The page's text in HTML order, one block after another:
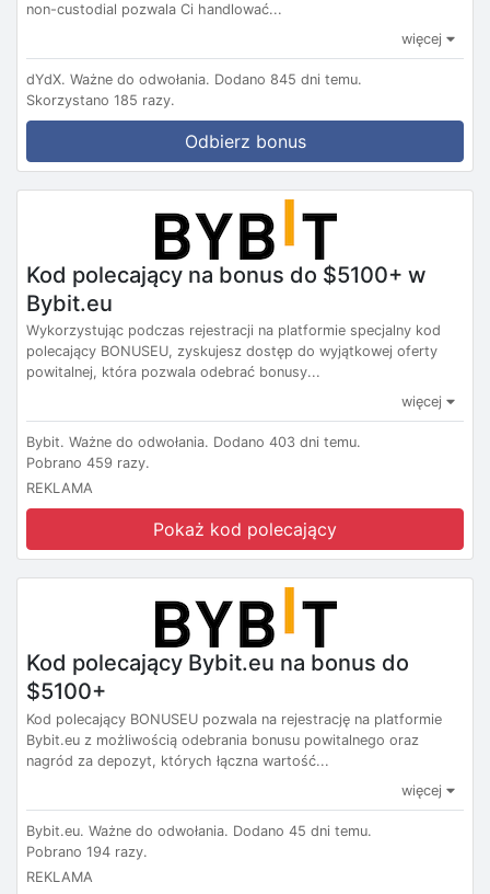
non-custodial pozwala Ci handlować...
więcej
dYdX. Ważne do odwołania. Dodano 845 dni temu.
Skorzystano 185 razy.
Odbierz bonus
Kod polecający na bonus do $5100+ w
Bybit.eu
Wykorzystując podczas rejestracji na platformie specjalny kod
polecający BONUSEU, zyskujesz dostęp do wyjątkowej oferty
powitalnej, która pozwala odebrać bonusy...
więcej
Bybit. Ważne do odwołania. Dodano 403 dni temu.
Pobrano 459 razy.
REKLAMA
Pokaż kod polecający
Kod polecający Bybit.eu na bonus do
$5100+
Kod polecający BONUSEU pozwala na rejestrację na platformie
Bybit.eu z możliwością odebrania bonusu powitalnego oraz
nagród za depozyt, których łączna wartość...
więcej
Bybit.eu. Ważne do odwołania. Dodano 45 dni temu.
Pobrano 194 razy.
REKLAMA